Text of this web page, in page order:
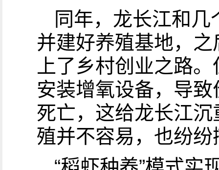
同年，龙长江和
并建好养殖基地，
上了乡村创业之路
安装增氧设备，导
死亡，这给龙长江
殖并不容易，也纷纷